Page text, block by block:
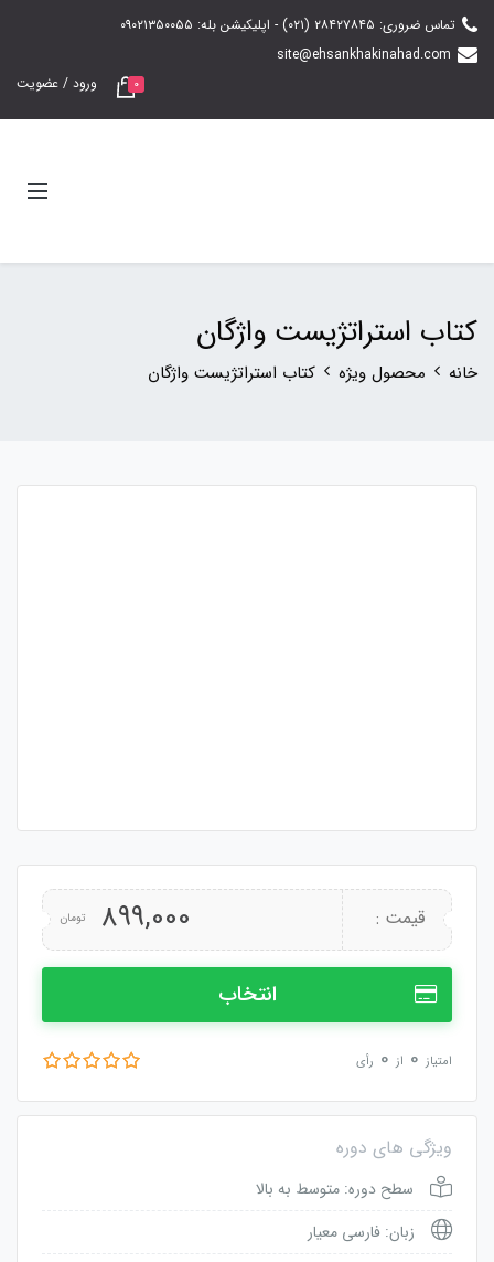
تماس‌ ضروری: ۲۸۴۲۷۸۴۵ (۰۲۱) - اپلیکیشن بله: ۰۹۰۲۱۳۵۰۰۵۵
site@ehsankhakinahad.com
ورود / عضویت
0
کتاب استراتژیست واژگان
خانه محصول ویژه کتاب استراتژیست واژگان
قیمت : 899,000 تومان
انتخاب
امتیاز 0 از 0 رأی
ویژگی های دوره
سطح دوره: متوسط به بالا
زبان: فارسی معیار